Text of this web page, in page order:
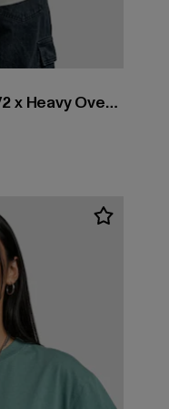
Ladies Metamorphose V2 x Heavy Oversized
49,99 EUR